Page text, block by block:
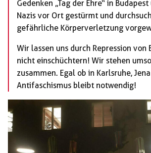
Gedenken „Tag der Ehre“ in
Nazis vor Ort gestürmt und
gefährliche Körperverletzung
Wir lassen uns durch Repression von
nicht einschüchtern! Wir stehen
zusammen. Egal ob in Karlsruhe,
Antifaschismus bleibt notwendig!